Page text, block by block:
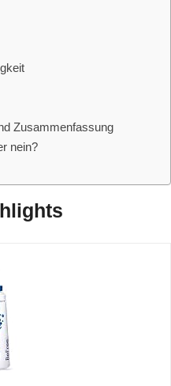
Zusammenfassung
nein?